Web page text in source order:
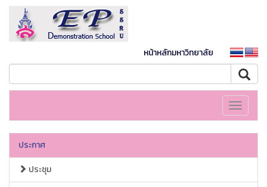
หน้าหลักมหาวิทยาลัย
Toggle
ประกาศ
ประชุม